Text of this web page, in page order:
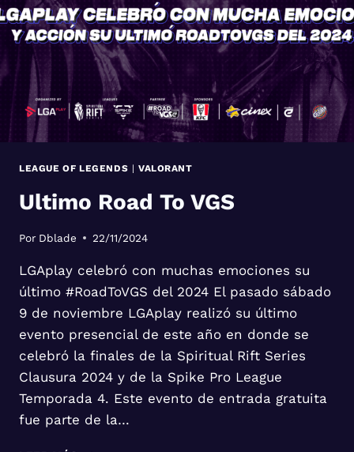
SPIKE
PRO
LEAGUE
TIENEN
FECHA
LEAGUE OF LEGENDS | VALORANT
Ultimo Road To VGS
Por Dblade 22/11/2024
LGAplay celebró con muchas emociones su
último #RoadToVGS del 2024 El pasado sábado
9 de noviembre LGAplay realizó su último
evento presencial de este año en donde se
celebró la finales de la Spiritual Rift Series
Clausura 2024 y de la Spike Pro League
Temporada 4. Este evento de entrada gratuita
fue parte de la…